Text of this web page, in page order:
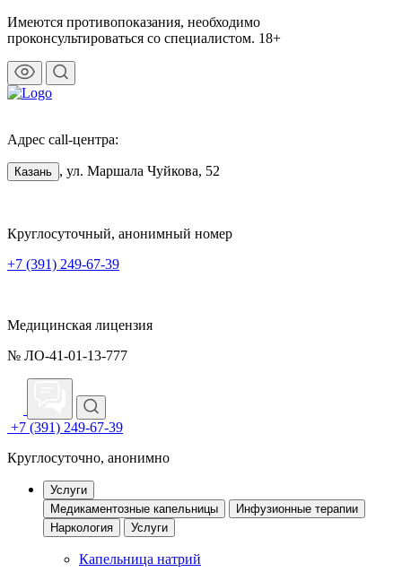
Имеются противопоказания, необходимо
проконсультироваться со специалистом. 18+
Адрес call-центра:
Казань , ул. Маршала Чуйкова, 52
Круглосуточный, анонимный номер
+7 (391) 249-67-39
Медицинская лицензия
№ ЛО-41-01-13-777
+7 (391) 249-67-39
Круглосуточно, анонимно
Услуги
Медикаментозные капельницы
Инфузионные терапии
Наркология
Услуги
Капельница натрий